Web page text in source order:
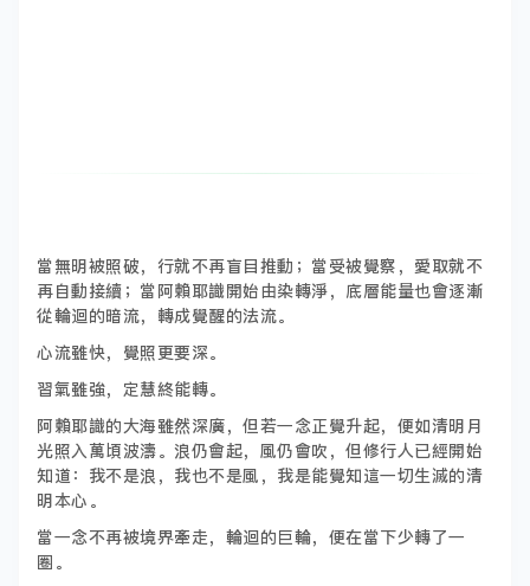
當無明被照破，行就不再盲目推動；當受被覺察，愛取就不
再自動接續；當阿賴耶識開始由染轉淨，底層能量也會逐漸
從輪迴的暗流，轉成覺醒的法流。
心流雖快，覺照更要深。
習氣雖強，定慧終能轉。
阿賴耶識的大海雖然深廣，但若一念正覺升起，便如清明月
光照入萬頃波濤。浪仍會起，風仍會吹，但修行人已經開始
知道：我不是浪，我也不是風，我是能覺知這一切生滅的清
明本心。
當一念不再被境界牽走，輪迴的巨輪，便在當下少轉了一
圈。